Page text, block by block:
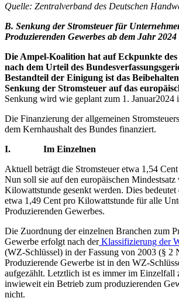
Quelle: Zentralverband des Deutschen
B. Senkung der Stromsteuer für
Produzierenden Gewerbes ab dem Jahr 2024
Die Ampel-Koalition hat auf Eckpunkte des
nach dem Urteil des
Bestandteil der Einigung ist das
Senkung der Stromsteuer auf das
Senkung wird wie geplant zum 1. Januar2024
Die Finanzierung der allgemeinen
dem Kernhaushalt des Bundes finanziert.
I. Im Einzelnen
Aktuell beträgt die Stromsteuer etwa 1,54
Nun soll sie auf den europäischen
Kilowattstunde gesenkt werden. Dies bedeutet
etwa 1,49 Cent pro Kilowattstunde für alle
Produzierenden Gewerbes.
Die Zuordnung der einzelnen Branchen zum
Gewerbe erfolgt nach derKlassifizierung der
(WZ-Schlüssel) in der Fassung von 2003 (§ 2
Produzierende Gewerbe ist in den WZ-
aufgezählt. Letztlich ist es immer im Einzelfall
inwieweit ein Betrieb zum produzierenden
nicht.